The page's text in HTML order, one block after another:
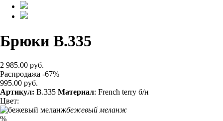
Брюки B.335
2 985.00 руб.
Распродажа -67%
995.00 руб.
Артикул: B.335 Материал: French terry б/н
Цвет:
бежевый меланж
%